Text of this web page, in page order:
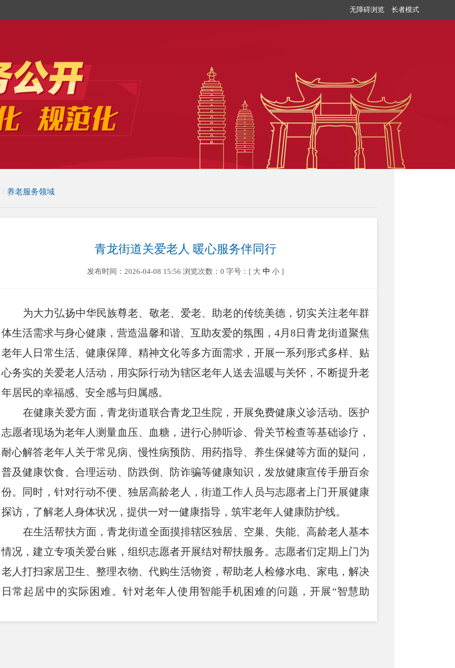
无障碍浏览 长者模式
/ 养老服务领域
青龙街道关爱老人 暖心服务伴同行
发布时间：2026-04-08 15:56 浏览次数：0 字号：[ 大 中 小 ]
为大力弘扬中华民族尊老、敬老、爱老、助老的传统美德，切实关注老年群
体生活需求与身心健康，营造温馨和谐、互助友爱的氛围， 4月8 日青龙街道聚焦
老年人日常生活、健康保障、精神文化等多方面需求，开展一系列形式多样、贴
心务实的关爱老人活动，用实际行动为辖区老年人送去温暖与关怀，不断提升老
年居民的幸福感、安全感与归属感。
在健康关爱方面， 青龙街道联合青龙卫生院 ，开展免费健康义诊活动。医护
志愿者现场为老年人测量血压、血糖，进行心肺听诊、骨关节检查等基础诊疗，
耐心解答老年人关于常见病、慢性病预防、用药指导、养生保健等方面的疑问，
普及健康饮食、合理运动、防跌倒、防诈骗等健康知识，发放健康宣传手册百余
份。同时，针对行动不便、独居高龄老人， 街道工作人员与志愿者上门开展健康
探访，了解老人身体状况，提供一对一健康指导，筑牢老年人健康防护线。
在生活帮扶方面， 青龙街道全面摸排辖区独居、空巢、失能、高龄老人基本
情况，建立专项关爱台账，组织志愿者开展结对帮扶服务。志愿者们定期上门为
老人打扫家居卫生、整理衣物、代购生活物资，帮助老人检修水电、家电，解决
日常起居中的实际困难。针对老年人使用智能手机困难的问题，开展“智慧助